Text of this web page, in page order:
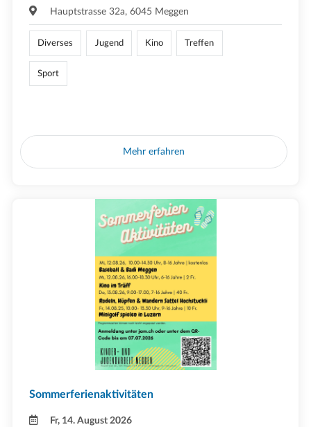
Hauptstrasse 32a, 6045 Meggen
Diverses Jugend Kino Treffen
Sport
Mehr erfahren
Sommerferienaktivitäten
Fr, 14. August 2026